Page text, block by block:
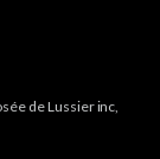
de Lussier inc,